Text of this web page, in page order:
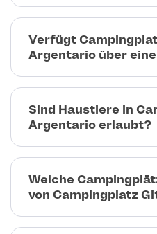
Verfügt
Argentario über
Sind Haustiere in
Argentario erlaubt?
Welche
von Campingplatz